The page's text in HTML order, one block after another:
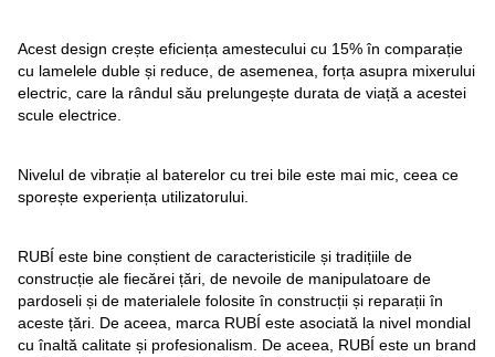
Acest design crește eficiența amestecului cu 15% în comparație
cu lamelele duble și reduce, de asemenea, forța asupra mixerului
electric, care la rândul său prelungește durata de viață a acestei
scule electrice.
Nivelul de vibrație al baterelor cu trei bile este mai mic, ceea ce
sporește experiența utilizatorului.
RUBÍ este bine conștient de caracteristicile și tradițiile de
construcție ale fiecărei țări, de nevoile de manipulatoare de
pardoseli și de materialele folosite în construcții și reparații în
aceste țări. De aceea, marca RUBÍ este asociată la nivel mondial
cu înaltă calitate și profesionalism. De aceea, RUBÍ este un brand